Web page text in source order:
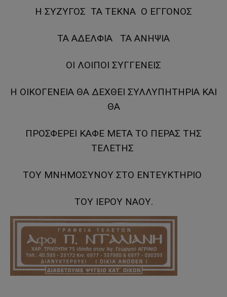
Η ΣΥΖΥΓΟΣ ΤΑ ΤΕΚΝΑ Ο ΕΓΓΟΝΟΣ
ΤΑ ΑΔΕΛΦΙΑ ΤΑ ΑΝΗΨΙΑ
ΟΙ ΛΟΙΠΟΙ ΣΥΓΓΕΝΕΙΣ
Η ΟΙΚΟΓΕΝΕΙΑ ΘΑ ΔΕΧΘΕΙ ΣΥΛΛΥΠΗΤΗΡΙΑ ΚΑΙ
ΘΑ
ΠΡΟΣΦΕΡΕΙ ΚΑΦΕ ΜΕΤΑ ΤΟ ΠΕΡΑΣ ΤΗΣ
ΤΕΛΕΤΗΣ
ΤΟΥ ΜΝΗΜΟΣΥΝΟΥ ΣΤΟ ΕΝΤΕΥΚΤΗΡΙΟ
ΤΟΥ ΙΕΡΟΥ ΝΑΟΥ.